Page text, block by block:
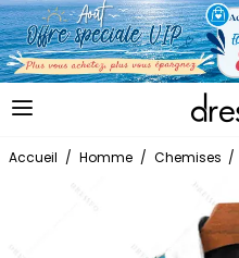
Accueil / Homme / Chemises /